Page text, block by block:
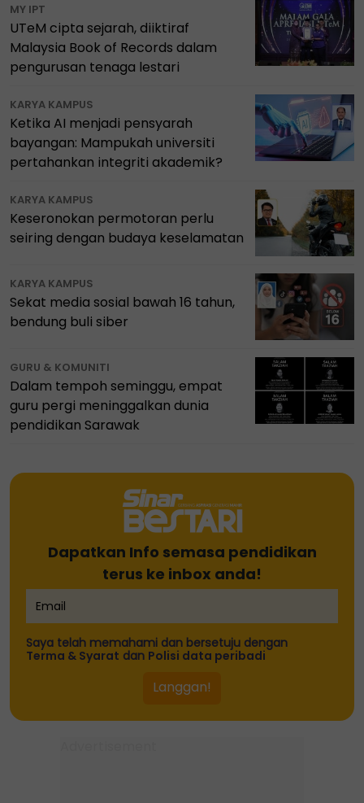
MY IPT
UTeM cipta sejarah, diiktiraf
Malaysia Book of Records dalam
pengurusan tenaga lestari
KARYA KAMPUS
Ketika AI menjadi pensyarah
bayangan: Mampukah universiti
pertahankan integriti akademik?
KARYA KAMPUS
Keseronokan permotoran perlu
seiring dengan budaya keselamatan
KARYA KAMPUS
Sekat media sosial bawah 16 tahun,
bendung buli siber
GURU & KOMUNITI
Dalam tempoh seminggu, empat
guru pergi meninggalkan dunia
pendidikan Sarawak
Dapatkan Info semasa pendidikan
terus ke inbox anda!
Saya telah memahami dan bersetuju dengan
Terma & Syarat dan Polisi data peribadi